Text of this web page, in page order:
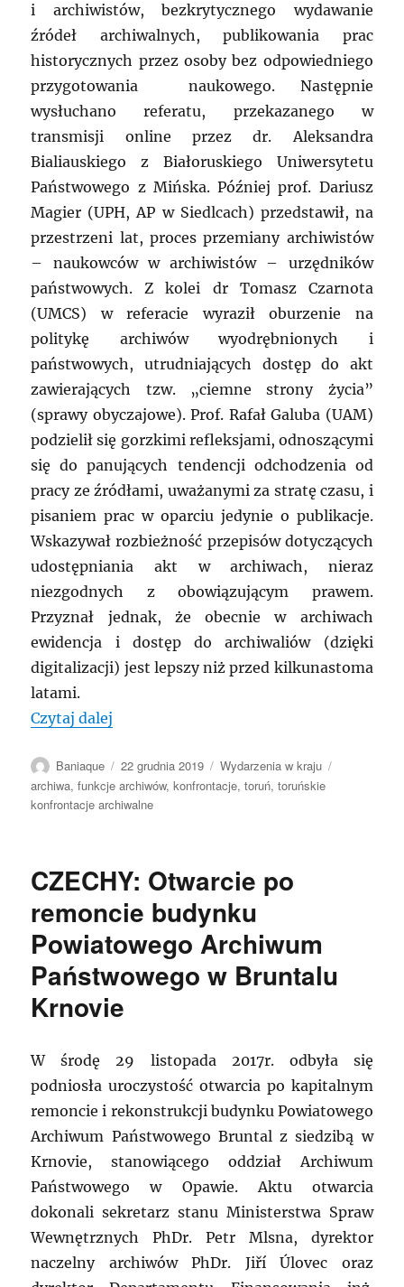
i archiwistów, bezkrytycznego wydawanie
źródeł archiwalnych, publikowania prac
historycznych przez osoby bez odpowiedniego
przygotowania naukowego. Następnie
wysłuchano referatu, przekazanego w
transmisji online przez dr. Aleksandra
Bialiauskiego z Białoruskiego Uniwersytetu
Państwowego z Mińska. Później prof. Dariusz
Magier (UPH, AP w Siedlcach) przedstawił, na
przestrzeni lat, proces przemiany archiwistów
– naukowców w archiwistów – urzędników
państwowych. Z kolei dr Tomasz Czarnota
(UMCS) w referacie wyraził oburzenie na
politykę archiwów wyodrębnionych i
państwowych, utrudniających dostęp do akt
zawierających tzw. „ciemne strony życia”
(sprawy obyczajowe). Prof. Rafał Galuba (UAM)
podzielił się gorzkimi refleksjami, odnoszącymi
się do panujących tendencji odchodzenia od
pracy ze źródłami, uważanymi za stratę czasu, i
pisaniem prac w oparciu jedynie o publikacje.
Wskazywał rozbieżność przepisów dotyczących
udostępniania akt w archiwach, nieraz
niezgodnych z obowiązującym prawem.
Przyznał jednak, że obecnie w archiwach
ewidencja i dostęp do archiwaliów (dzięki
digitalizacji) jest lepszy niż przed kilkunastoma
latami.
Czytaj dalej
Autor
Baniaque
Data
publikacji
22 grudnia 2019 Kategorie
Wydarzenia w kraju
archiwa,funkcje archiwów,konfrontacje,toruń,toruńskie
konfrontacje archiwalne
CZECHY: Otwarcie po
remoncie budynku
Powiatowego Archiwum
Państwowego w Bruntalu
Krnovie
W środę 29 listopada 2017r. odbyła się
podniosła uroczystość otwarcia po kapitalnym
remoncie i rekonstrukcji budynku Powiatowego
Archiwum Państwowego Bruntal z siedzibą w
Krnovie, stanowiącego oddział Archiwum
Państwowego w Opawie. Aktu otwarcia
dokonali sekretarz stanu Ministerstwa Spraw
Wewnętrznych PhDr. Petr Mlsna, dyrektor
naczelny archiwów PhDr. Jiří Úlovec oraz